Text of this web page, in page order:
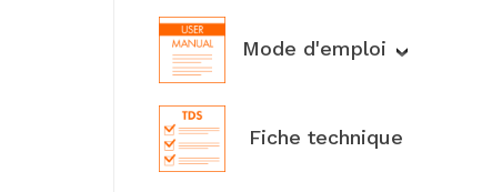
Mode d'emploi
Fiche technique